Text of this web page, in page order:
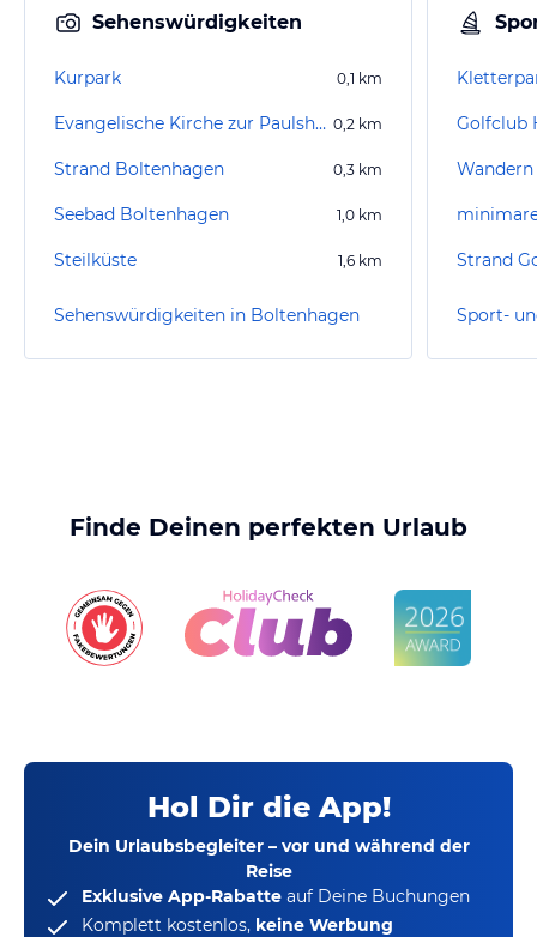
Sehenswürdigkeiten
Kurpark 0,1 km
Evangelische Kirche zur Paulshöhe 0,2 km
Strand Boltenhagen 0,3 km
Seebad Boltenhagen 1,0 km
Steilküste 1,6 km
Sehenswürdigkeiten in Boltenhagen
Strand
Finde Deinen perfekten Urlaub
Hol Dir die App!
Dein Urlaubsbegleiter – vor und während der
Reise
Exklusive App-Rabatte auf Deine Buchungen
Komplett kostenlos, keine Werbung